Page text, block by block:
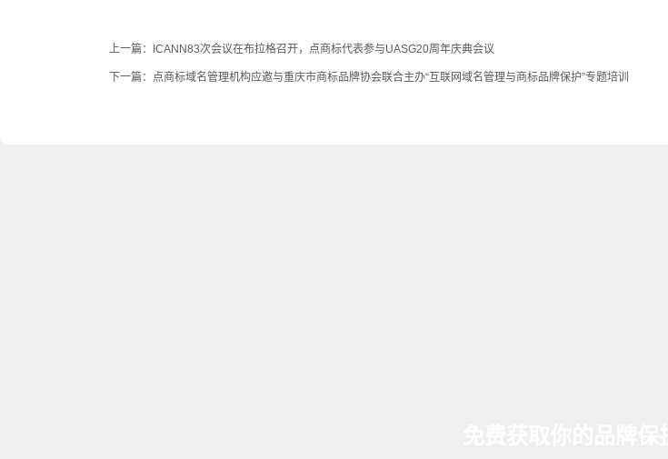
上一篇： ICANN83次会议在布拉格召开，点商标代表参与UASG20周年庆典会议
下一篇： 点商标域名管理机构应邀与重庆市商标品牌协会联合主办“互联网域名管理与商标品牌保护”专题培训